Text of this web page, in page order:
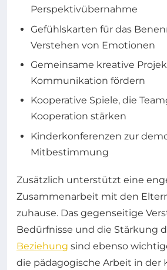
Perspektivübernahme
Gefühlskarten für das
Verstehen von Emotionen
Gemeinsame kreative
Kommunikation fördern
Kooperative Spiele, die
Kooperation stärken
Kinderkonferenzen zur
Mitbestimmung
Zusätzlich unterstützt eine
Zusammenarbeit mit den
zuhause. Das gegenseitige
Bedürfnisse und die Stärkung
Beziehung sind ebenso
die pädagogische Arbeit in der